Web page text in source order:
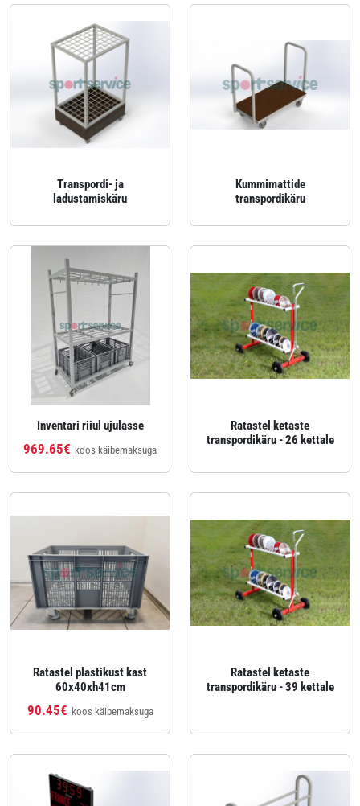
Transpordi- ja
ladustamiskäru
Kummimattide
transpordikäru
Inventari riiul ujulasse
969.65€ koos käibemaksuga
Ratastel ketaste
transpordikäru - 26 kettale
Ratastel plastikust kast
60x40xh41cm
90.45€ koos käibemaksuga
Ratastel ketaste
transpordikäru - 39 kettale